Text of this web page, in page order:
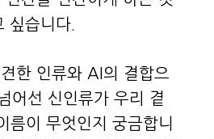
싶습니다.
한 인류와 AI의 결합으
어선 신인류가 우리 곁
름이 무엇인지 궁금합니